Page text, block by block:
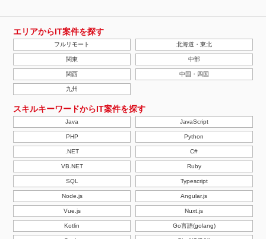
エリアからIT案件を探す
フルリモート 北海道・東北
関東 中部
関西 中国・四国
九州
スキルキーワードからIT案件を探す
Java JavaScript
PHP Python
.NET C#
VB.NET Ruby
SQL Typescript
Node.js Angular.js
Vue.js Nuxt.js
Kotlin Go言語(golang)